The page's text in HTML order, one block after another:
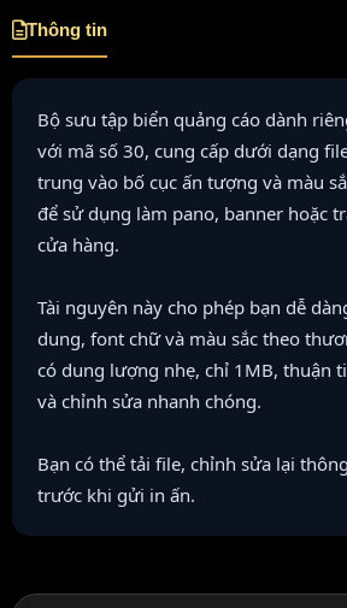
Thông tin
Bộ sưu tập biển quảng cáo dành
với mã số 30, cung cấp dưới dạng
trung vào bố cục ấn tượng và màu
để sử dụng làm pano, banner hoặc
cửa hàng.
Tài nguyên này cho phép bạn dễ
dung, font chữ và màu sắc theo
có dung lượng nhẹ, chỉ 1MB, thuận
và chỉnh sửa nhanh chóng.
Bạn có thể tải file, chỉnh sửa lại
trước khi gửi in ấn.